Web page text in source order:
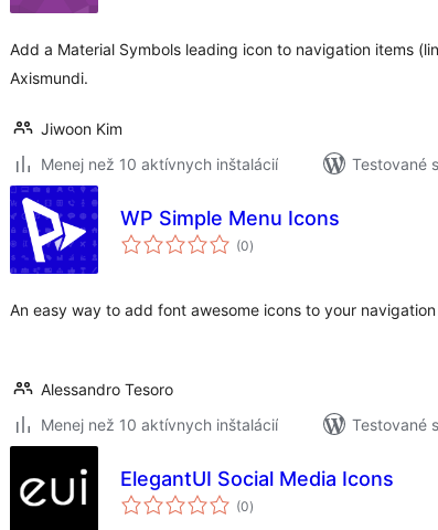
Add a Material Symbols leading icon to navigation items
Axismundi.
Jiwoon Kim
Menej než 10 aktívnych inštalácií
Testované
WP Simple Menu Icons
(0celkové
hodnotenie
)
An easy way to add font awesome icons to your navigation
Alessandro Tesoro
Menej než 10 aktívnych inštalácií
Testované
ElegantUI Social Media Icons
(0celkové
hodnotenie
)